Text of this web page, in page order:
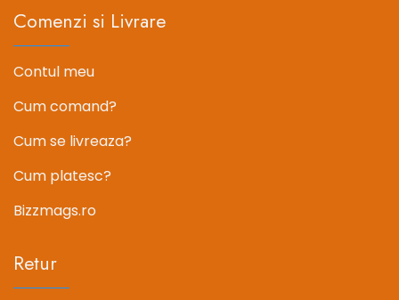
Comenzi si Livrare
Contul meu
Cum comand?
Cum se livreaza?
Cum platesc?
Bizzmags.ro
Retur